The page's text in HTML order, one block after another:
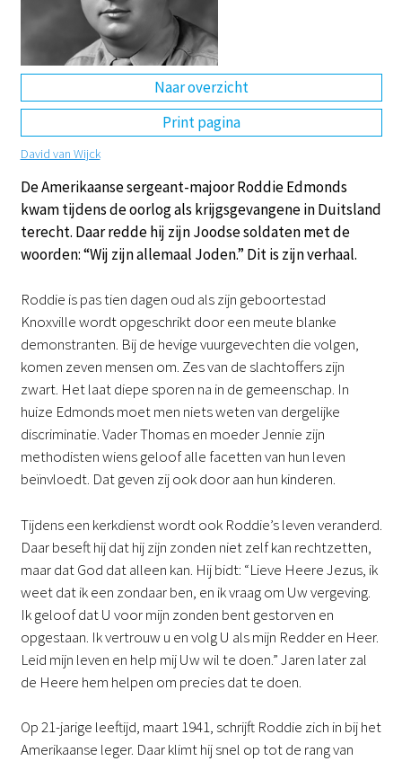
Naar overzicht
Print pagina
David van Wijck
De Amerikaanse sergeant-majoor Roddie Edmonds
kwam tijdens de oorlog als krijgsgevangene in Duitsland
terecht. Daar redde hij zijn Joodse soldaten met de
woorden: “Wij zijn allemaal Joden.” Dit is zijn verhaal.
Roddie is pas tien dagen oud als zijn geboortestad
Knoxville wordt opgeschrikt door een meute blanke
demonstranten. Bij de hevige vuurgevechten die volgen,
komen zeven mensen om. Zes van de slachtoffers zijn
zwart. Het laat diepe sporen na in de gemeenschap. In
huize Edmonds moet men niets weten van dergelijke
discriminatie. Vader Thomas en moeder Jennie zijn
methodisten wiens geloof alle facetten van hun leven
beïnvloedt. Dat geven zij ook door aan hun kinderen.
Tijdens een kerkdienst wordt ook Roddie’s leven veranderd.
Daar beseft hij dat hij zijn zonden niet zelf kan rechtzetten,
maar dat God dat alleen kan. Hij bidt: “Lieve Heere Jezus, ik
weet dat ik een zondaar ben, en ik vraag om Uw vergeving.
Ik geloof dat U voor mijn zonden bent gestorven en
opgestaan. Ik vertrouw u en volg U als mijn Redder en Heer.
Leid mijn leven en help mij Uw wil te doen.” Jaren later zal
de Heere hem helpen om precies dat te doen.
Op 21-jarige leeftijd, maart 1941, schrijft Roddie zich in bij het
Amerikaanse leger. Daar klimt hij snel op tot de rang van
DE EN